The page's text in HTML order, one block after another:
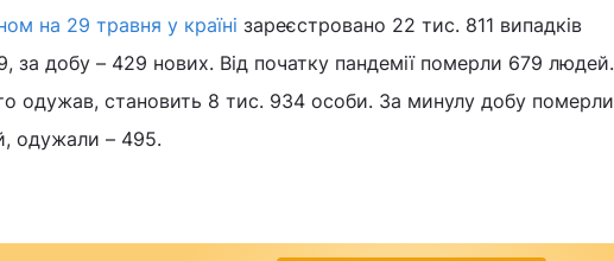
на 29 травня у країні зареєстровано 22 тис. 811 випадків
за добу – 429 нових. Від початку пандемії померли 679 людей.
одужав, становить 8 тис. 934 особи. За минулу добу померли
одужали – 495.